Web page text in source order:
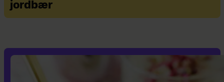
jordbær